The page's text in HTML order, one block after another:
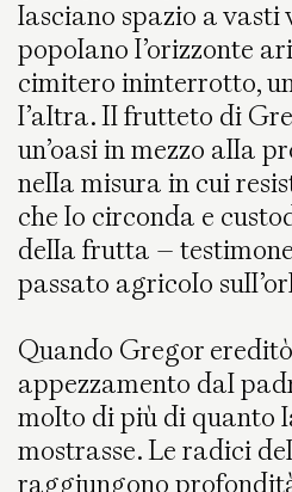
lasciano spazio a vasti
popolano l’orizzonte
cimitero ininterrotto,
l’altra. Il frutteto di
un’oasi in mezzo alla
nella misura in cui
che lo circonda e
della frutta –
passato agricolo
Quando Gregor
appezzamento dal
molto di più di quanto
mostrasse. Le radici
raggiungono